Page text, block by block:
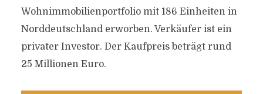
Wohnimmobilienportfolio mit 186 Einheiten in
Norddeutschland erworben. Verkäufer ist ein
privater Investor. Der Kaufpreis beträgt rund
25 Millionen Euro.